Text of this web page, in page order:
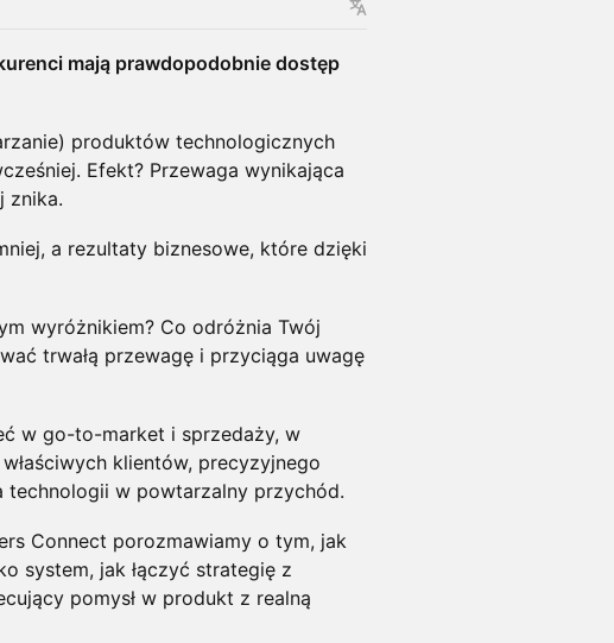
mają prawdopodobnie dostęp
produktów technologicznych
Efekt? Przewaga wynikająca
znika.
a rezultaty biznesowe, które dzięki
wyróżnikiem? Co odróżnia Twój
trwałą przewagę i przyciąga uwagę
w go-to-market i sprzedaży, w
klientów, precyzyjnego
technologii w powtarzalny przychód.
Connect porozmawiamy o tym, jak
system, jak łączyć strategię z
pomysł w produkt z realną